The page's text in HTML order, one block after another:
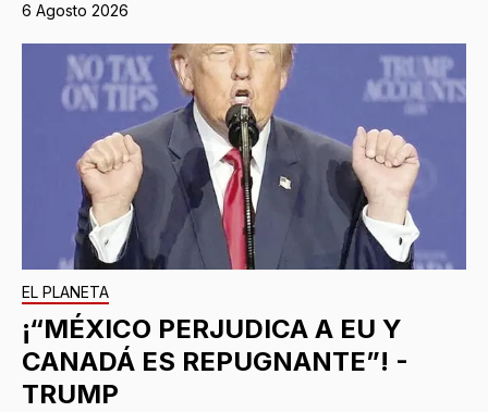
6 Agosto 2026
EL PLANETA
¡“MÉXICO PERJUDICA A EU Y
CANADÁ ES REPUGNANTE”! -
TRUMP